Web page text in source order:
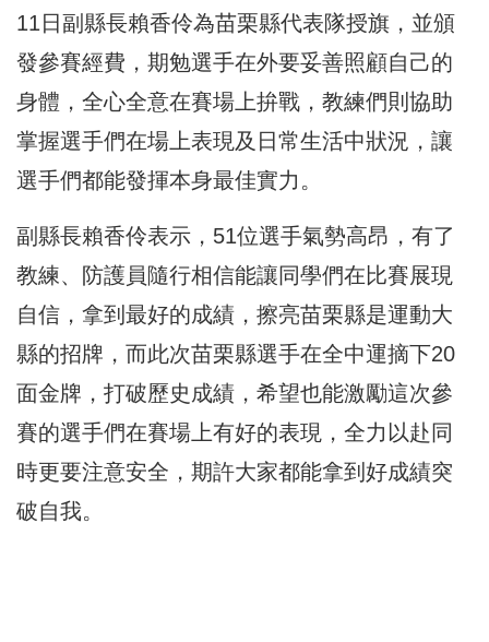
11日副縣長賴香伶為苗栗縣代表隊授旗，並頒
發參賽經費，期勉選手在外要妥善照顧自己的
身體，全心全意在賽場上拚戰，教練們則協助
掌握選手們在場上表現及日常生活中狀況，讓
選手們都能發揮本身最佳實力。
副縣長賴香伶表示，51位選手氣勢高昂，有了
教練、防護員隨行相信能讓同學們在比賽展現
自信，拿到最好的成績，擦亮苗栗縣是運動大
縣的招牌，而此次苗栗縣選手在全中運摘下20
面金牌，打破歷史成績，希望也能激勵這次參
賽的選手們在賽場上有好的表現，全力以赴同
時更要注意安全，期許大家都能拿到好成績突
破自我。